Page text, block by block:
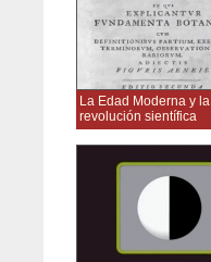
La Edad Moderna y la
revolución sientífica